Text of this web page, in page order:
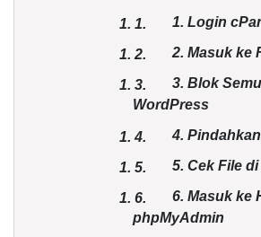
1. 1. 1. Login
1. 2. 2. Masuk ke
1. 3. 3. Blok
WordPress
1.4. 4.
1. 5. 5. Cek File
1. 6. 6. Masuk ke
phpMyAdmin